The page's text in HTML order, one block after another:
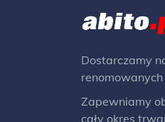
Dostarczamy
renomowanych
Zapewniamy
cały okres